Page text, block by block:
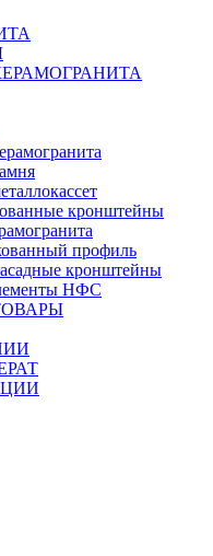
кронштейны
профиль
кронштейны
НФС